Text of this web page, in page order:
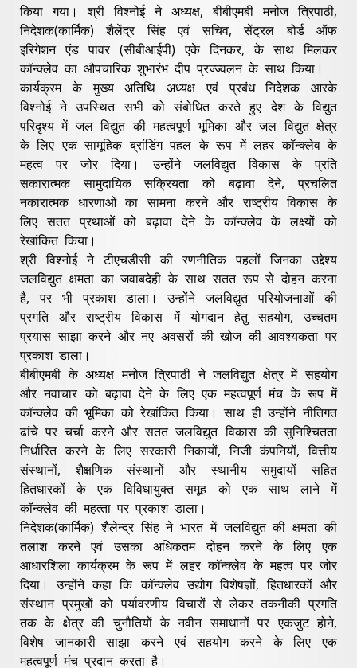
किया गया। श्री विश्नोई ने अध्यक्ष, बीबीएमबी मनोज त्रिपाठी,
निदेशक(कार्मिक) शैलेंद्र सिंह एवं सचिव, सेंट्रल बोर्ड ऑफ
इरिगेशन एंड पावर (सीबीआईपी) एके दिनकर, के साथ मिलकर
कॉन्क्लेव का औपचारिक शुभारंभ दीप प्रज्‍ज्‍वलन के साथ किया।
कार्यक्रम के मुख्य अतिथि अध्यक्ष एवं प्रबंध निदेशक आरके
विश्नोई ने उपस्थित सभी को संबोधित करते हुए देश के विद्युत
परिदृश्य में जल विद्युत की महत्वपूर्ण भूमिका और जल विद्युत क्षेत्र
के लिए एक सामूहिक ब्रांडिंग पहल के रूप में लहर कॉन्क्लेव के
महत्व पर जोर दिया। उन्होंने जलविद्युत विकास के प्रति
सकारात्मक सामुदायिक सक्रियता को बढ़ावा देने, प्रचलित
नकारात्मक धारणाओं का सामना करने और राष्ट्रीय विकास के
लिए सतत प्रथाओं को बढ़ावा देने के कॉन्क्लेव के लक्ष्यों को
रेखांकित किया।
श्री विश्नोई ने टीएचडीसी की रणनीतिक पहलों जिनका उद्देश्य
जलविद्युत क्षमता का जवाबदेही के साथ सतत रूप से दोहन करना
है, पर भी प्रकाश डाला। उन्होंने जलविद्युत परियोजनाओं की
प्रगति और राष्ट्रीय विकास में योगदान हेतु सहयोग, उच्‍चतम
प्रयास साझा करने और नए अवसरों की खोज की आवश्यकता पर
प्रकाश डाला।
बीबीएमबी के अध्यक्ष मनोज त्रिपाठी ने जलविद्युत क्षेत्र में सहयोग
और नवाचार को बढ़ावा देने के लिए एक महत्वपूर्ण मंच के रूप में
कॉन्क्लेव की भूमिका को रेखांकित किया। साथ ही उन्होंने नीतिगत
ढांचे पर चर्चा करने और सतत जलविद्युत विकास की सुनिश्‍चितता
निर्धारित करने के लिए सरकारी निकायों, निजी कंपनियों, वित्तीय
संस्थानों, शैक्षणिक संस्थानों और स्थानीय समुदायों सहित
हितधारकों के एक विविधायुक्‍त समूह को एक साथ लाने में
कॉन्क्लेव की महत्‍ता पर प्रकाश डाला।
निदेशक(कार्मिक) शैलेन्द्र सिंह ने भारत में जलविद्युत की क्षमता की
तलाश करने एवं उसका अधिकतम दोहन करने के लिए एक
आधारशिला कार्यक्रम के रूप में लहर कॉन्क्लेव के महत्व पर जोर
दिया। उन्होंने कहा कि कॉन्क्लेव उद्योग विशेषज्ञों, हितधारकों और
संस्‍थान प्रमुखों को पर्यावरणीय विचारों से लेकर तकनीकी प्रगति
तक के क्षेत्र की चुनौतियों के नवीन समाधानों पर एकजुट होने,
विशेष जानकारी साझा करने एवं सहयोग करने के लिए एक
महत्‍वपूर्ण मंच प्रदान करता है।